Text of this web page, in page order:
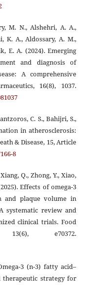
M. N., Alshehri, A. A.,
K. A., Aldossary, A. M.,
E. A. (2024). Emerging
and diagnosis of
A comprehensive
16(8), 1037.
C. S., Bahijri, S.,
in atherosclerosis:
& Disease, 15, Article
8
Q., Zhong, Y., Xiao,
Effects of omega‐3
and plaque volume in
systematic review and
clinical trials. Food
e70372.
3 (n-3) fatty acid–
strategy for